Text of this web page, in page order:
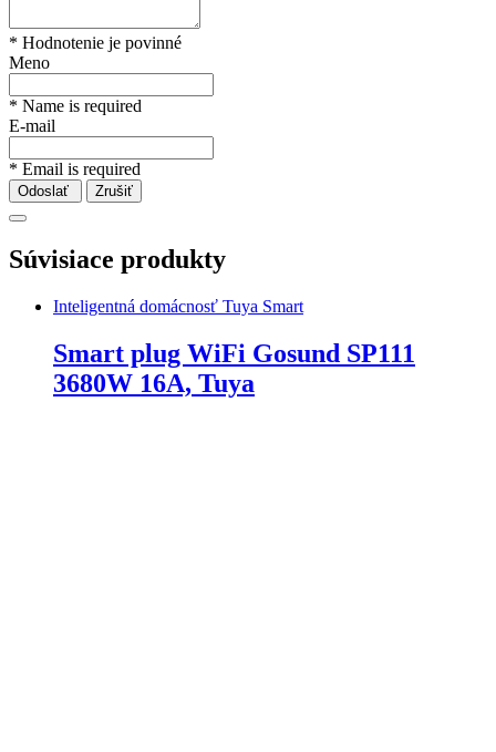
* Hodnotenie je povinné
Meno
* Name is required
E-mail
* Email is required
Odoslať Zrušiť
Súvisiace produkty
Inteligentná domácnosť Tuya Smart
Smart plug WiFi Gosund SP111
3680W 16A, Tuya